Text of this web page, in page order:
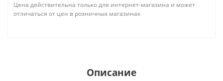
Цена действительна только для интернет-магазина и может
отличаться от цен в розничных магазинах
Описание